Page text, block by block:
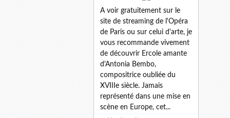
A voir gratuitement sur le
site de streaming de l'Opéra
de Paris ou sur celui d'arte, je
vous recommande vivement
de découvrir Ercole amante
d'Antonia Bembo,
compositrice oubliée du
XVIIIe siècle. Jamais
représenté dans une mise en
scène en Europe, cet...